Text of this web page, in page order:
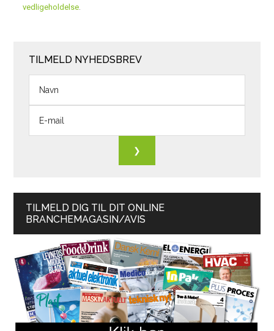
vedligeholdelse.
TILMELD NYHEDSBREV
TILMELD DIG TIL DIT ONLINE
BRANCHEMAGASIN/AVIS